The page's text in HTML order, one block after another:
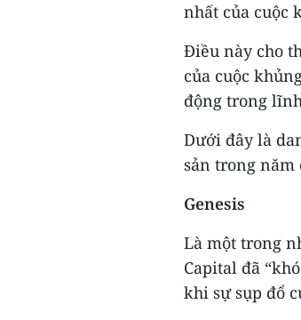
nhất của cuộc
Điều này cho
của cuộc
động trong
Dưới đây là
sản trong năm
Genesis
Là một trong
Capital đã
khi sự sụp đổ